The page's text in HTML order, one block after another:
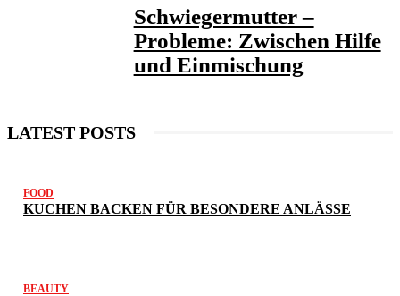
Schwiegermutter –
Probleme: Zwischen Hilfe
und Einmischung
LATEST POSTS
FOOD
KUCHEN BACKEN FÜR BESONDERE ANLÄSSE
BEAUTY